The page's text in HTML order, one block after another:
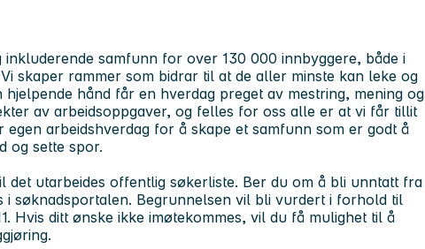
inkluderende samfunn for over 130 000 innbyggere, både i
skaper rammer som bidrar til at de aller minste kan leke og
hånd får en hverdag preget av mestring, mening og
av arbeidsoppgaver, og felles for oss alle er at vi får tillit
egen arbeidshverdag for å skape et samfunn som er godt å
og sette spor.
det utarbeides offentlig søkerliste. Ber du om å bli unntatt fra
i søknadsportalen. Begrunnelsen vil bli vurdert i forhold til
Hvis ditt ønske ikke imøtekommes, vil du få mulighet til å